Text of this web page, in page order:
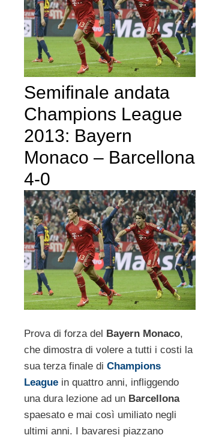
Semifinale andata
Champions League
2013: Bayern
Monaco – Barcellona
4-0
Prova di forza del Bayern Monaco,
che dimostra di volere a tutti i costi la
sua terza finale di Champions
League in quattro anni, infliggendo
una dura lezione ad un Barcellona
spaesato e mai così umiliato negli
ultimi anni. I bavaresi piazzano